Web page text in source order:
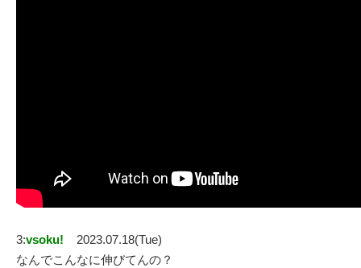
3:vsoku!
2023.07.18(Tue)
なんでこんなに伸びてんの？